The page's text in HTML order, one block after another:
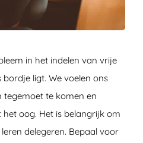
in het indelen van vrije
ligt. We voelen ons
tegemoet te komen en
oog. Het is belangrijk om
delegeren. Bepaal voor